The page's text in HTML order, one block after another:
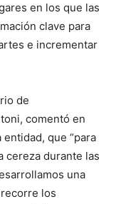
en los que las
clave para
e incrementar
de
comentó en
que “para
cereza durante las
una
los